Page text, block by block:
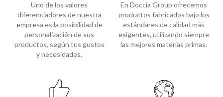
Uno de los valores
diferenciadores de nuestra
empresa es la posibilidad de
personalización de sus
productos, según tus gustos
y necesidades.
En Doccia Group ofrecemos
productos fabricados bajo los
estándares de calidad más
exigentes, utilizando siempre
las mejores materias primas.